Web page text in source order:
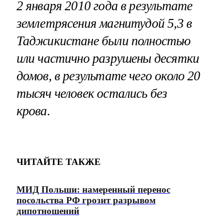
2 января 2010 года в результате
землетрясения магнитудой 5,3 в
Таджикистане были полностью
или частично разрушены десятки
домов, в результате чего около 20
тысяч человек остались без
крова.
ЧИТАЙТЕ ТАКЖЕ
МИД Польши: намеренный перенос
посольства РФ грозит разрывом
дипотношений